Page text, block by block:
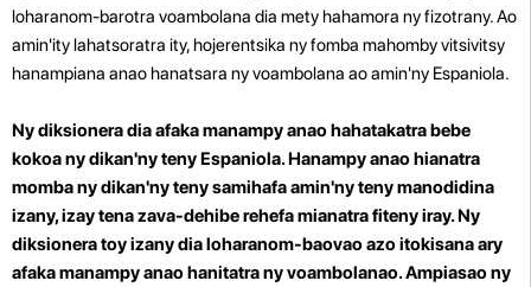
loharanom-barotra voambolana dia mety hahamora ny fizotrany. Ao
amin'ity lahatsoratra ity, hojerentsika ny fomba mahomby vitsivitsy
hanampiana anao hanatsara ny voambolana ao amin'ny Espaniola.
Ny diksionera dia afaka manampy anao hahatakatra bebe
kokoa ny dikan'ny teny Espaniola. Hanampy anao hianatra
momba ny dikan'ny teny samihafa amin'ny teny manodidina
izany, izay tena zava-dehibe rehefa mianatra fiteny iray. Ny
diksionera toy izany dia loharanom-baovao azo itokisana ary
afaka manampy anao hanitatra ny voambolanao.Ampiasao ny